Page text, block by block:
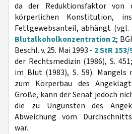
da der Reduktionsfaktor von
körperlichen Konstitution,
Fettgewebsanteil, abhängt (vgl.
Blutalkoholkonzentration 2;
Beschl. v. 25. Mai 1993 - 2 StR 153/
der Rechtsmedizin (1986), S.
im Blut (1983), S. 59). Mangels
zum Körperbau des
Größe, kann der Senat jedoch
die zu Ungunsten des
Abweichung vom
war.